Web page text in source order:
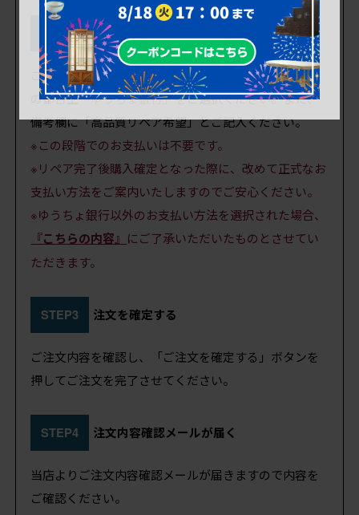
STEP2 支払いは「ゆうちょ銀行」を選ぶ
ご注文手続き情報入力でのお支払い方法は、システム
の都合上「ゆうちょ銀行」をご選択ください。また、
備考欄に「高品質リペア希望」とご記入ください。
※この段階でのお支払いは不要です。
※リペア完了後購入確定となった際に、改めて正式なお
支払い方法をご案内いたしますのでご安心ください。
※ゆうちょ銀行以外のお支払い方法を選択された場合、
『こちらの内容』 にご了承いただいたものとさせてい
ただきます。
STEP3 注文を確定する
ご注文内容を確認し、「ご注文を確定する」ボタンを
押してご注文を完了させてください。
STEP4 注文内容確認メールが届く
当店よりご注文内容確認メールが届きますので内容を
ご確認ください。